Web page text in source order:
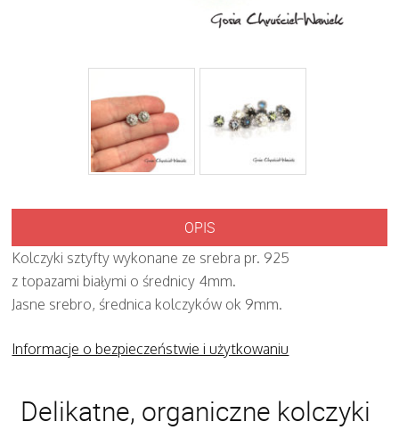
OPIS
Kolczyki sztyfty wykonane ze srebra pr. 925
z topazami białymi o średnicy 4mm.
Jasne srebro, średnica kolczyków ok 9mm.
Informacje o bezpieczeństwie i użytkowaniu
Delikatne, organiczne kolczyki